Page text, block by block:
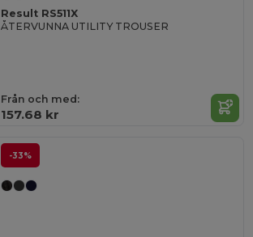
Result RS511X
ÅTERVUNNA UTILITY TROUSER
Från och med:
157.68 kr
-33%